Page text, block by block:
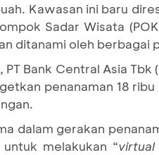
Kawasan ini baru
Sadar Wisata
ditanami oleh berbagai
Bank Central Asia
penanaman 18
dalam gerakan
melakukan “